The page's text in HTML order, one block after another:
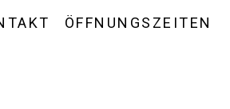
ÖFFNUNGSZEITEN